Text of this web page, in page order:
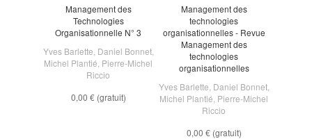
Management des
Technologies
Organisationnelle N° 3
Yves Barlette Daniel Bonnet,
Michel Plantié Pierre-Michel
Riccio
0,00 € (gratuit)
Management des
technologies
organisationnelles - Revue
Management des
technologies
organisationnelles
Yves Barlette Daniel Bonnet,
Michel Plantié Pierre-Michel
Riccio
0,00 € (gratuit)